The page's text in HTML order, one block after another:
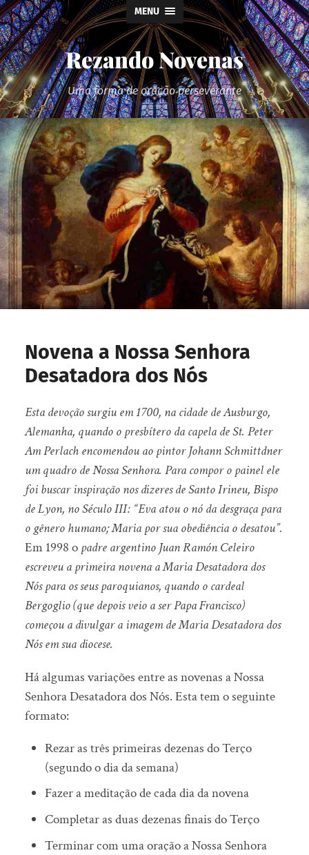
MENU
Rezando Novenas
Uma forma de oração perseverante
Novena a Nossa Senhora
Desatadora dos Nós
Esta devoção surgiu em 1700, na cidade de Ausburgo,
Alemanha, quando o presbítero da capela de St. Peter
Am Perlach encomendou ao pintor Johann Schmittdner
um quadro de Nossa Senhora. Para compor o painel ele
foi buscar inspiração nos dizeres de Santo Irineu, Bispo
de Lyon, no Século III: “Eva atou o nó da desgraça para
o gênero humano; Maria por sua obediência o desatou”.
Em 1998 opadre argentino Juan Ramón Celeiro
escreveu a primeira novena a Maria Desatadora dos
Nós para os seus paroquianos, quando o cardeal
Bergoglio (que depois veio a ser Papa Francisco)
começou a divulgar a imagem de Maria Desatadora dos
Nós em sua diocese.
Há algumas variações entre as novenas a Nossa
Senhora Desatadora dos Nós. Esta tem o seguinte
formato:
Rezar as três primeiras dezenas do Terço
(segundo o dia da semana)
Fazer a meditação de cada dia da novena
Completar as duas dezenas finais do Terço
Terminar com uma oração a Nossa Senhora